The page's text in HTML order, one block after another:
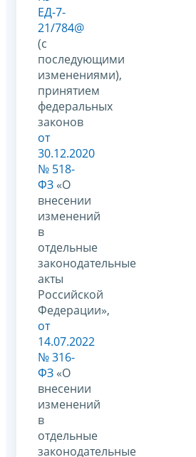
ЕД-7-
21/784@
(с
последующими
изменениями),
принятием
федеральных
законов
от
30.12.2020
№ 518-
ФЗ «О
внесении
изменений
в
отдельные
законодательные
акты
Российской
Федерации»,
от
14.07.2022
№ 316-
ФЗ «О
внесении
изменений
в
отдельные
законодательные